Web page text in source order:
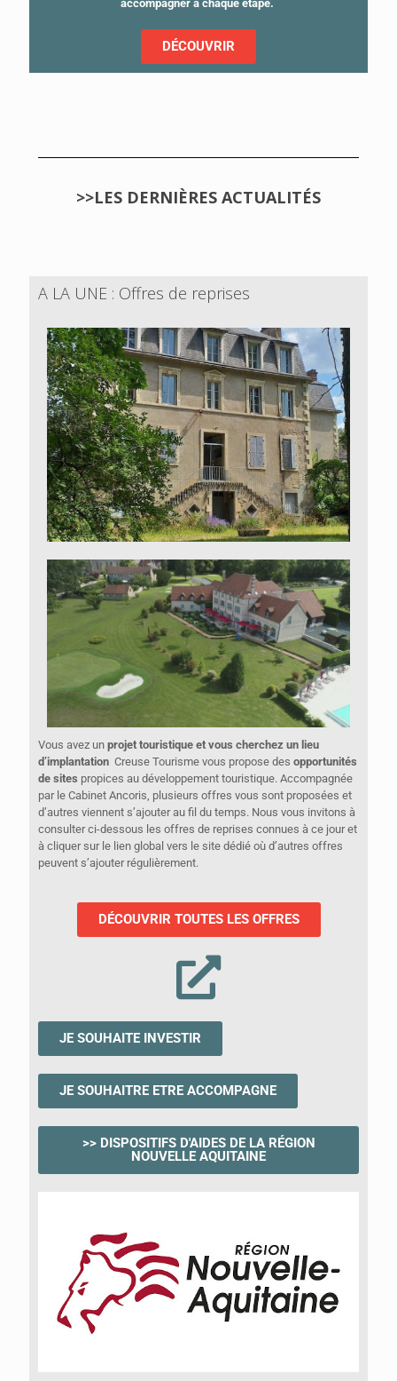
accompagner à chaque étape.
DÉCOUVRIR
>>LES DERNIÈRES ACTUALITÉS
A LA UNE : Offres de reprises
Vous avez un projet touristique et vous cherchez un lieu
d’implantation Creuse Tourisme vous propose des opportunités
de sites propices au développement touristique. Accompagnée
par le Cabinet Ancoris, plusieurs offres vous sont proposées et
d’autres viennent s’ajouter au fil du temps. Nous vous invitons à
consulter ci-dessous les offres de reprises connues à ce jour et
à cliquer sur le lien global vers le site dédié où d’autres offres
peuvent s’ajouter régulièrement.
DÉCOUVRIR TOUTES LES OFFRES
JE SOUHAITE INVESTIR
JE SOUHAITRE ETRE ACCOMPAGNE
>> DISPOSITIFS D'AIDES DE LA RÉGION
NOUVELLE AQUITAINE